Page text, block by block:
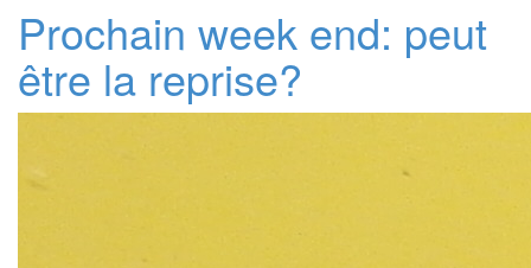
Prochain week end: peut
être la reprise?